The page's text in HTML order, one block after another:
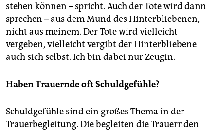
stehen können – spricht. Auch der Tote wird dann
sprechen – aus dem Mund des Hinterbliebenen,
nicht aus meinem. Der Tote wird vielleicht
vergeben, vielleicht vergibt der Hinterbliebene
auch sich selbst. Ich bin dabei nur Zeugin.
Haben Trauernde oft Schuldgefühle?
Schuldgefühle sind ein großes Thema in der
Trauerbegleitung. Die begleiten die Trauernden